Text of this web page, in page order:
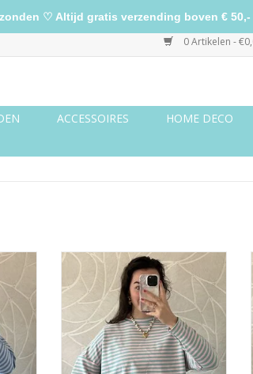
0 Artikelen -
ACCESSOIRES HOME DECO
Gestreept shirt - roze/turquoise
♡ Altijd gratis verzending boven € 50,-